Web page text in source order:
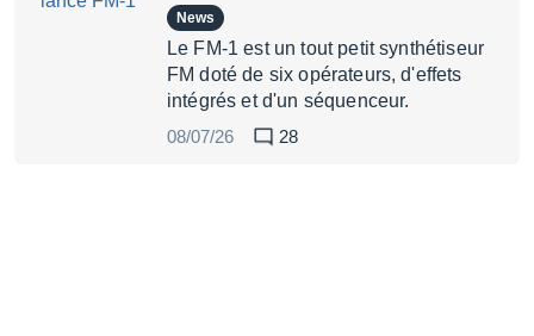
News
Le FM-1 est un tout petit synthétiseur
FM doté de six opérateurs, d'effets
intégrés et d'un séquenceur.
08/07/26
28